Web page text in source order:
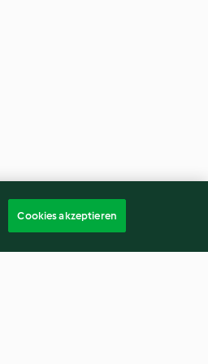
Cookies akzeptieren